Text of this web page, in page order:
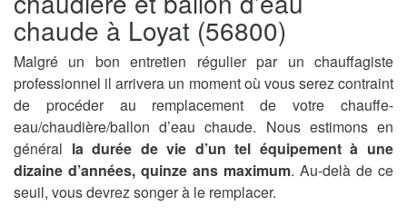
chaude à Loyat (56800)
Malgré un bon entretien régulier par un chauffagiste
professionnel il arrivera un moment où vous serez contraint
de procéder au remplacement de votre chauffe-
eau/chaudière/ballon d’eau chaude. Nous estimons en
général la durée de vie d’un tel équipement à une
dizaine d’années, quinze ans maximum. Au-delà de ce
seuil, vous devrez songer à le remplacer.